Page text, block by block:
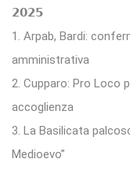
𝟮𝟬𝟮𝟱
1. Arpab, Bardi:
amministrativa
2. Cupparo: Pro Loco
accoglienza
3. La Basilicata
Medioevo”